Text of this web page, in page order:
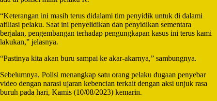
“Keterangan ini masih terus didalami tim penyidik untuk di dalami
afiliasi pelaku. Saat ini penyelidikan dan penyidikan sementara
berjalan, pengembangan terhadap pengungkapan kasus ini terus kami
lakukan,” jelasnya.
“Pastinya kita akan buru sampai ke akar-akarnya,” sambungnya.
Sebelumnya, Polisi menangkap satu orang pelaku dugaan penyebar
video dengan narasi ujaran kebencian terkait dengan aksi unjuk rasa
buruh pada hari, Kamis (10/08/2023) kemarin.